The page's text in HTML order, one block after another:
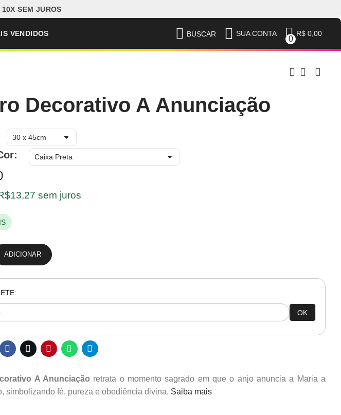
SEM JUROS
VENDIDOS BUSCAR SUA CONTA
0
R$ 0,00
Decorativo A Anunciação
sem juros
ADICIONAR
OK
A Anunciação retrata o momento sagrado em que o anjo anuncia a Maria a
simbolizando fé, pureza e obediência divina. Saiba mais